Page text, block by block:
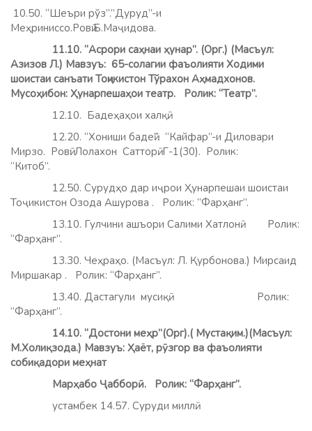
10.50. “Шеъри рўз”.”Дуруд”-и
Меҳриниссо.Ровӣ:Б.Маҷидова.
11.10. “Асрори саҳнаи ҳунар”. (Орг.) (Масъул:
Азизов Л.) Мавзуъ: 65-солагии фаъолияти Ходими
шоистаи санъати Тоҷикистон Тўрахон Аҳмадхонов.
Мусоҳибон: Ҳунарпешаҳои театр. Ролик: “Театр”.
12.10. Бадеҳаҳои халқӣ.
12.20. “Хониши бадеӣ”. “Кайфар”-и Диловари
Мирзо. Ровӣ: Лолахон Сатторӣ. Г-1(30). Ролик:
“Китоб”.
12.50. Сурудҳо дар иҷрои Ҳунарпешаи шоистаи
Тоҷикистон Озода Ашурова . Ролик: “Фарҳанг”.
13.10. Гулчини ашъори Салими Хатлонӣ. Ролик:
“Фарҳанг”.
13.30. Чеҳраҳо. (Масъул: Л. Қурбонова.) Мирсаид
Миршакар . Ролик: “Фарҳанг”.
13.40. Дастагули мусиқӣ. Ролик:
“Фарҳанг”.
14.10. “Достони меҳр”(Орг).( Мустақим.)(Масъул:
М.Холиқзода.) Мавзуъ: Ҳаёт, рӯзгор ва фаъолияти
собиқадори меҳнат
Марҳабо Ҷабборӣ.
Ролик: “Фарҳанг”.
устамбек 14.57. Суруди миллӣ.